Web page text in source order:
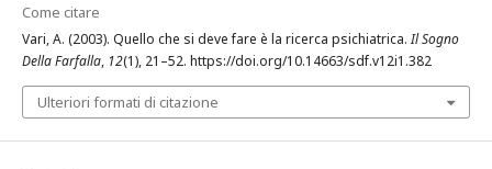
Come citare
Vari, A. (2003). Quello che si deve fare è la ricerca psichiatrica.Il Sogno
Della Farfalla, 12(1), 21–52. https://doi.org/10.14663/sdf.v12i1.382
Ulteriori formati di citazione